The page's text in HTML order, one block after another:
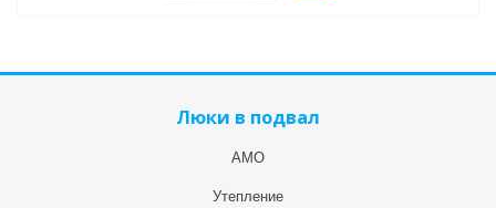
Люки в подвал
АМО
Утепление